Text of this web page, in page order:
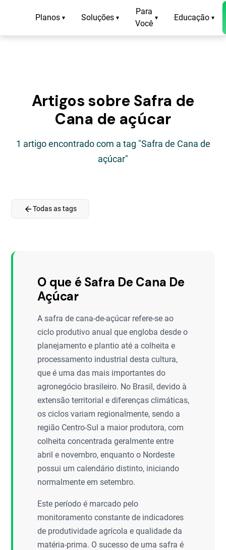
Planos ▾ Soluções ▾
Para
Você
▾ Educação ▾
Artigos sobre Safra de
Cana de açúcar
1 artigo encontrado com a tag "Safra de Cana de
açúcar"
arrow_backTodas as tags
O que é Safra De Cana De
Açúcar
A safra de cana-de-açúcar refere-se ao
ciclo produtivo anual que engloba desde o
planejamento e plantio até a colheita e
processamento industrial desta cultura,
que é uma das mais importantes do
agronegócio brasileiro. No Brasil, devido à
extensão territorial e diferenças climáticas,
os ciclos variam regionalmente, sendo a
região Centro-Sul a maior produtora, com
colheita concentrada geralmente entre
abril e novembro, enquanto o Nordeste
possui um calendário distinto, iniciando
normalmente em setembro.
Este período é marcado pelo
monitoramento constante de indicadores
de produtividade agrícola e qualidade da
matéria-prima. O sucesso de uma safra é